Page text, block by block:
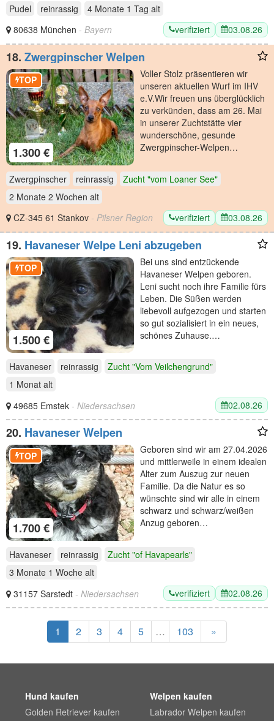
Pudel reinrassig 4 Monate 1 Tag alt
80638 München - Bayern verifiziert 03.08.26
18. Zwergpinscher Welpen
1.300 €
TOP
​Voller Stolz präsentieren wir
unseren aktuellen Wurf im IHV
e.V. ​Wir freuen uns überglücklich
zu verkünden, dass am 26. Mai
in unserer Zuchtstätte vier
wunderschöne, gesunde
Zwergpinscher-Welpen…
Zwergpinscher reinrassig
Zucht "vom Loaner See"
2 Monate 2 Wochen alt
CZ-345 61 Stankov - Pilsner Region verifiziert 03.08.26
19. Havaneser Welpe Leni abzugeben
1.500 €
TOP
Bei uns sind entzückende
Havaneser Welpen geboren.
Leni sucht noch ihre Familie fürs
Leben. Die Süßen werden
liebevoll aufgezogen und starten
so gut sozialisiert in ein neues,
schönes Zuhause.…
Havaneser reinrassig
Zucht "Vom Veilchengrund"
1 Monat alt
49685 Emstek - Niedersachsen 02.08.26
20. Havaneser Welpen
1.700 €
TOP
Geboren sind wir am 27.04.2026
und mittlerweile in einem idealen
Alter zum Auszug zur neuen
Familie. Da die Natur es so
wünschte sind wir alle in einem
schwarz und schwarz/weißen
Anzug geboren…
Havaneser reinrassig
Zucht "of Havapearls"
3 Monate 1 Woche alt
31157 Sarstedt - Niedersachsen verifiziert 02.08.26
1 2 3 4 5 … 103 »
Hund kaufen
Golden Retriever kaufen
Welpen kaufen
Labrador Welpen kaufen